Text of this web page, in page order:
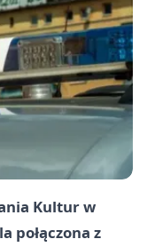
Kultur w
połączona z